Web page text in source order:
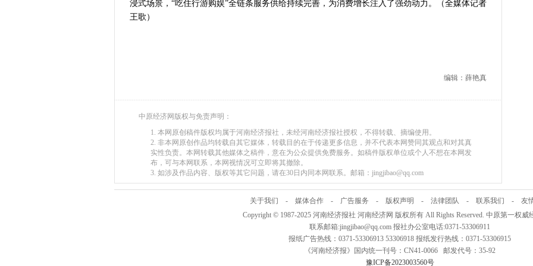
河南省主汛期防汛抗旱工作专题调度会召开
浸式场景，“吃住行游购娱”全链条服务供给持续完善，为消费增长注入了强劲动力。（全媒体记者
王歌）
编辑：薛艳真
中原经济网版权与免责声明：
1. 本网原创稿件版权均属于河南经济报社，未经河南经济报社授权，不得转载、摘编使用。
2. 非本网原创作品均转载自其它媒体，转载目的在于传递更多信息，并不代表本网赞同其观点和对其真
实性负责。本网转载其他媒体之稿件，意在为公众提供免费服务。如稿件版权单位或个人不想在本网发
布，可与本网联系，本网视情况可立即将其撤除。
3. 如涉及作品内容、版权等其它问题，请在30日内同本网联系。邮箱：jingjibao@qq.com
关于我们 - 媒体合作 - 广告服务 - 版权声明 - 法律团队 - 联系我们 - 友
Copyright © 1987-2025 河南经济报社 河南经济网 版权所有 All Rights Reserved. 中原第一权威
联系邮箱:jingjibao@qq.com 报社办公室电话:0371-53306911
报纸广告热线：0371-53306913 53306918 报纸发行热线：0371-53306915
《河南经济报》国内统一刊号：CN41-0066 邮发代号：35-92
豫ICP备2023003560号